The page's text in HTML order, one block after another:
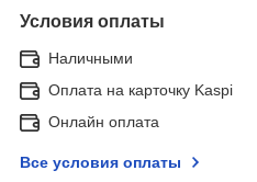
Условия оплаты
Наличными
Оплата на карточку Kaspi
Онлайн оплата
Все условия оплаты